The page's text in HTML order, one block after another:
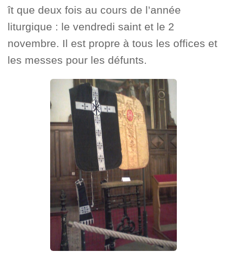
ît que deux fois au cours de l’année
liturgique : le vendredi saint et le 2
novembre. Il est propre à tous les offices et
les messes pour les défunts.